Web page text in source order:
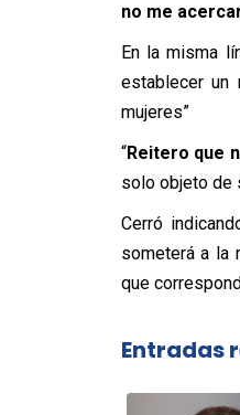
no me
En la misma
establecer un
mujeres”
“Reitero que
solo objeto de
Cerró
someterá a la
que
Entradas